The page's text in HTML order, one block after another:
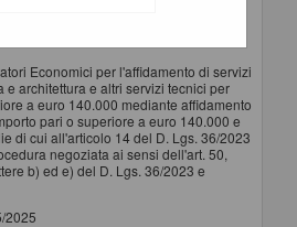
Economici per l'affidamento di servizi
e architettura e altri servizi tecnici per
a euro 140.000 mediante affidamento
pari o superiore a euro 140.000 e
di cui all'articolo 14 del D. Lgs. 36/2023
negoziata ai sensi dell'art. 50,
b) ed e) del D. Lgs. 36/2023 e
2025